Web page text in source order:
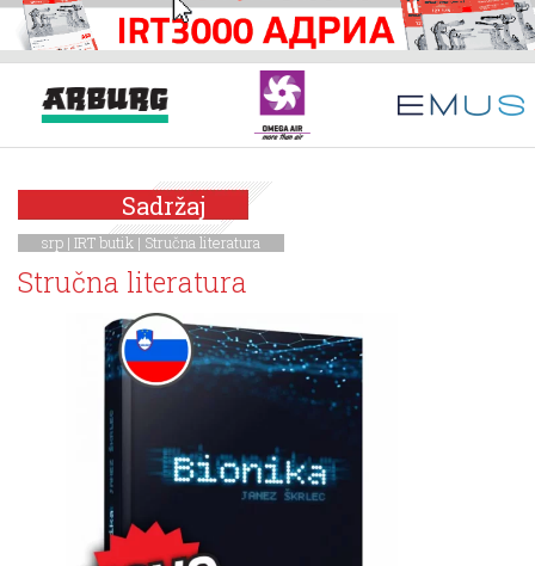
Sadržaj
srp | IRT butik | Stručna literatura
Stručna literatura